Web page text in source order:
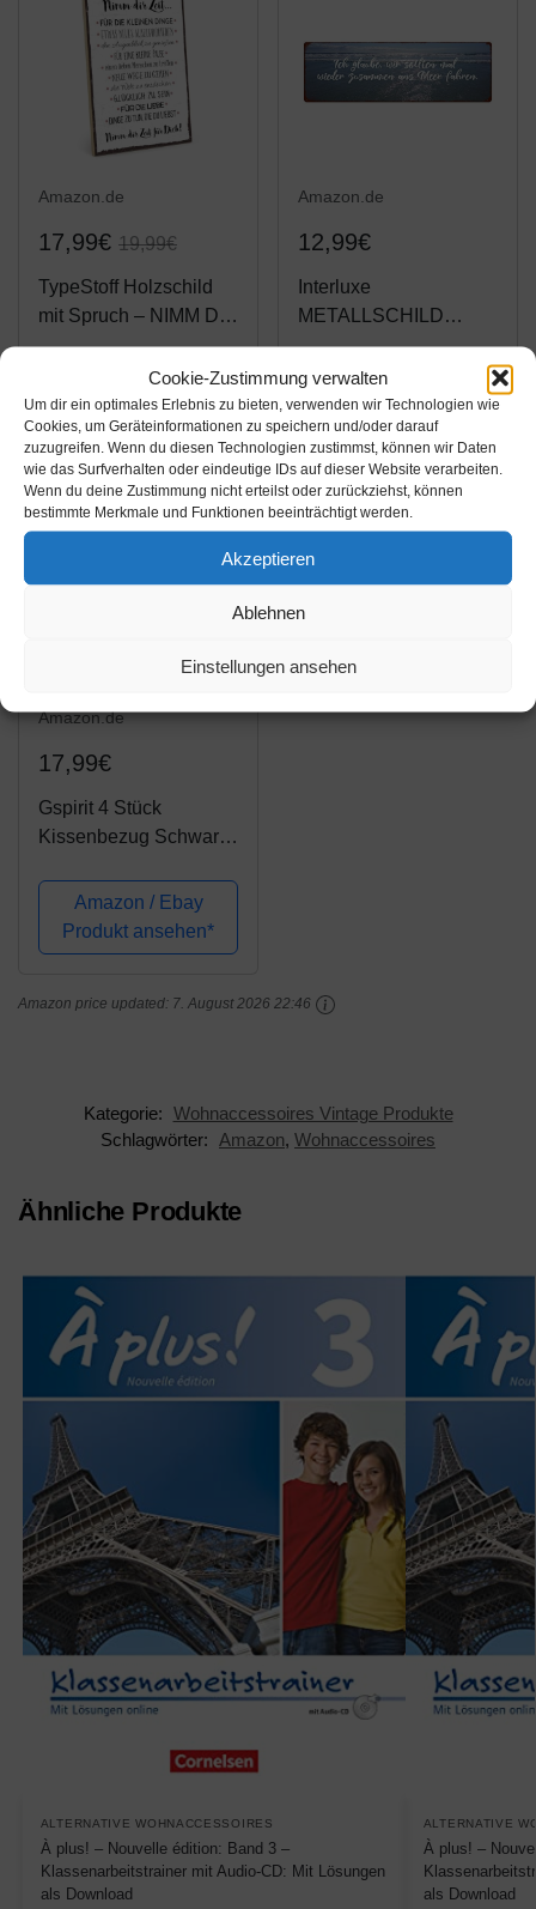
Cookie-Zustimmung verwalten
Um dir ein optimales Erlebnis zu bieten, verwenden wir Technologien wie
Cookies, um Geräteinformationen zu speichern und/oder darauf
zuzugreifen. Wenn du diesen Technologien zustimmst, können wir Daten
wie das Surfverhalten oder eindeutige IDs auf dieser Website verarbeiten.
Wenn du deine Zustimmung nicht erteilst oder zurückziehst, können
bestimmte Merkmale und Funktionen beeinträchtigt werden.
Akzeptieren
Ablehnen
Einstellungen ansehen
Amazon.de
17,99€ 19,99€
TypeStoff Holzschild
mit Spruch – NIMM DIR
Zeit – im Vintage-Look
mit Zitat als Geschenk
und Dekoration zum
Thema Liebe und
Achtsamkeit (19,5 x
28,2 cm)
Amazon / Ebay
Produkt ansehen*
Amazon.de
12,99€
Interluxe
METALLSCHILD
Blechschild ICH
GLAUBE WIR
SOLLTEN MAL Wieder
Meer Strand Beach
Amazon / Ebay
Produkt ansehen*
Amazon.de
17,99€
Gspirit 4 Stück
Kissenbezug Schwarz
Navigation Kompass
Dekorative Kissenhülle
Baumwolle Leinen
Kissenbezüge 45x45
Amazon / Ebay
Produkt ansehen*
Amazon price updated: 7. August 2026 22:46
Kategorie: Wohnaccessoires Vintage Produkte
Schlagwörter:
Amazon, Wohnaccessoires
Ähnliche Produkte
ALTERNATIVE WOHNACCESSOIRES
À plus! – Nouvelle édition: Band 3 –
Klassenarbeitstrainer mit Audio-CD: Mit Lösungen
als Download
ALTERNATIVE
À plus! –
als Download